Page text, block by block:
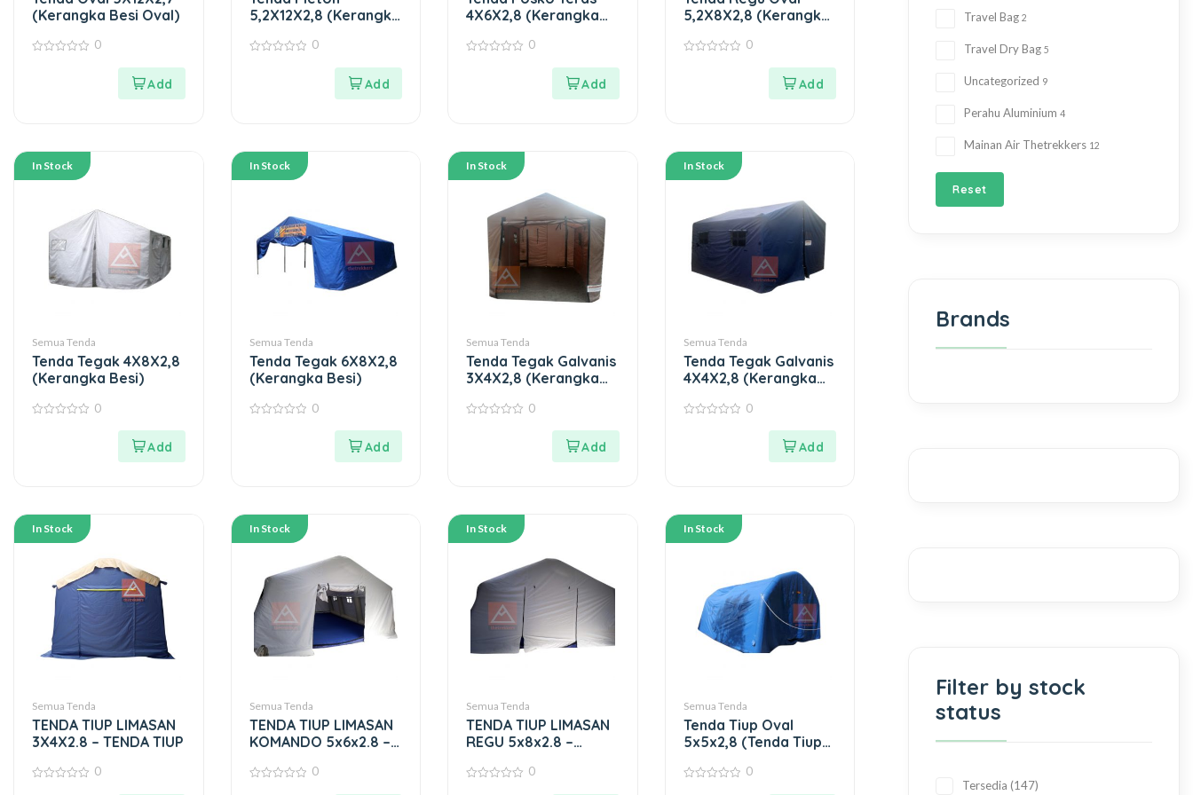
(Kerangka Besi Oval)
0
5,2X12X2,8 (Kerangka
0
4X6X2,8 (Kerangka
0
5,2X8X2,8 (Kerangka
0
In Stock
Semua Tenda
Tenda Tegak 4X8X2,8
(Kerangka Besi)
0
In Stock
Semua Tenda
Tenda Tegak 6X8X2,8
(Kerangka Besi)
0
In Stock
Semua Tenda
Tenda Tegak Galvanis
3X4X2,8 (Kerangka
0
In Stock
Semua Tenda
Tenda Tegak Galvanis
4X4X2,8 (Kerangka
0
In Stock
Semua Tenda
TENDA TIUP LIMASAN
3X4X2.8 – TENDA TIUP
0
In Stock
Semua Tenda
TENDA TIUP LIMASAN
KOMANDO 5x6x2.8 –
0
In Stock
Semua Tenda
TENDA TIUP LIMASAN
REGU 5x8x2.8 –
0
In Stock
Semua Tenda
Tenda Tiup Oval
5x5x2,8 (Tenda Tiup
0
Travel Bag 2
Travel Dry Bag 5
Uncategorized 9
Perahu Aluminium 4
Mainan Air Thetrekkers 12
Reset
Brands
Filter by stock
status
Tersedia 147